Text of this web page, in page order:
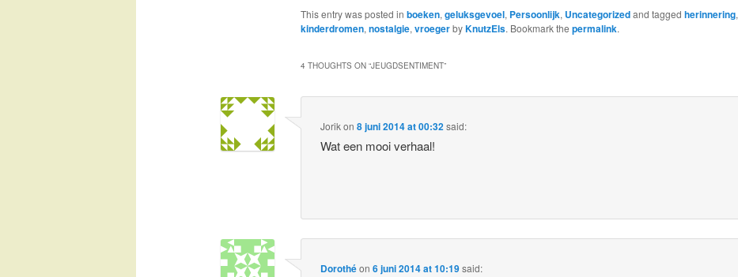
This entry was posted in boeken, geluksgevoel, Persoonlijk, Uncategorizedand tagged herinnering,
kinderdromen, nostalgie, vroegerbyKnutzEls. Bookmark the permalink.
4 THOUGHTS ON “JEUGDSENTIMENT”
Jorikon8 juni 2014 at 00:32said:
Wat een mooi verhaal!
Dorothéon6 juni 2014 at 10:19said: